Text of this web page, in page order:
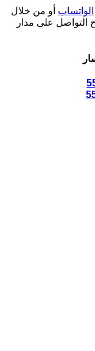
الواتساب أو من خلال
التواصل على مدار